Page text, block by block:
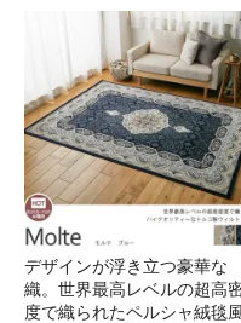
デザインが浮き立つ豪華な
織。世界最高レベルの超高
度で織られたペルシャ絨毯